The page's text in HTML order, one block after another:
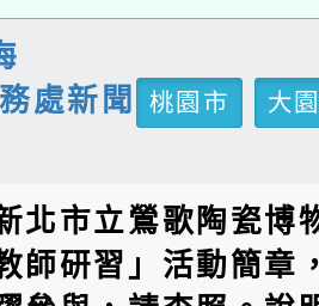
處新聞
桃園市
大
北市立鶯歌陶瓷博
師研習」活動簡章